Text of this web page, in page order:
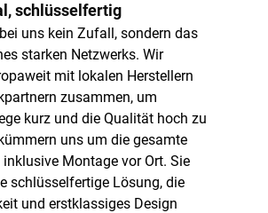
schlüsselfertig
uns kein Zufall, sondern das
starken Netzwerks. Wir
mit lokalen Herstellern
zusammen, um
kurz und die Qualität hoch zu
uns um die gesamte
Montage vor Ort. Sie
schlüsselfertige Lösung, die
und erstklassiges Design